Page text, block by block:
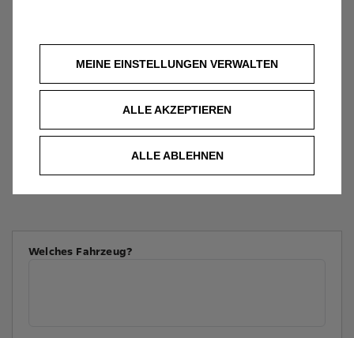
Welches Fahrzeug?
MEINE EINSTELLUNGEN VERWALTEN
ALLE AKZEPTIEREN
ALLE ABLEHNEN